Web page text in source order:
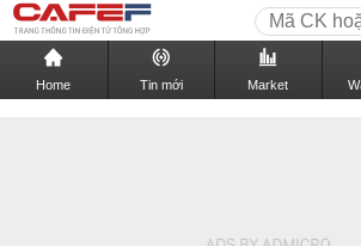
Home Tin mới Market